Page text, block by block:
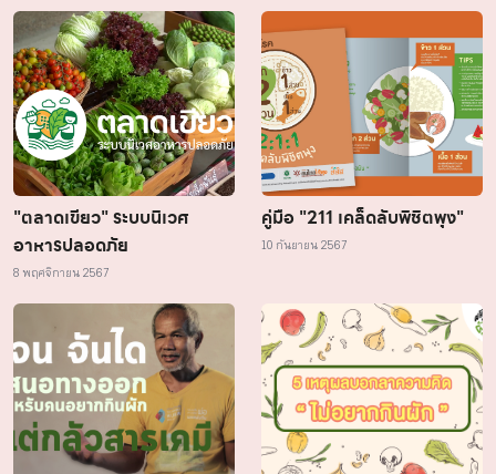
"ตลาดเขียว" ระบบนิเวศ
อาหารปลอดภัย
8 พฤศจิกายน 2567
คู่มือ "211 เคล็ดลับพิชิตพุง"
10 กันยายน 2567